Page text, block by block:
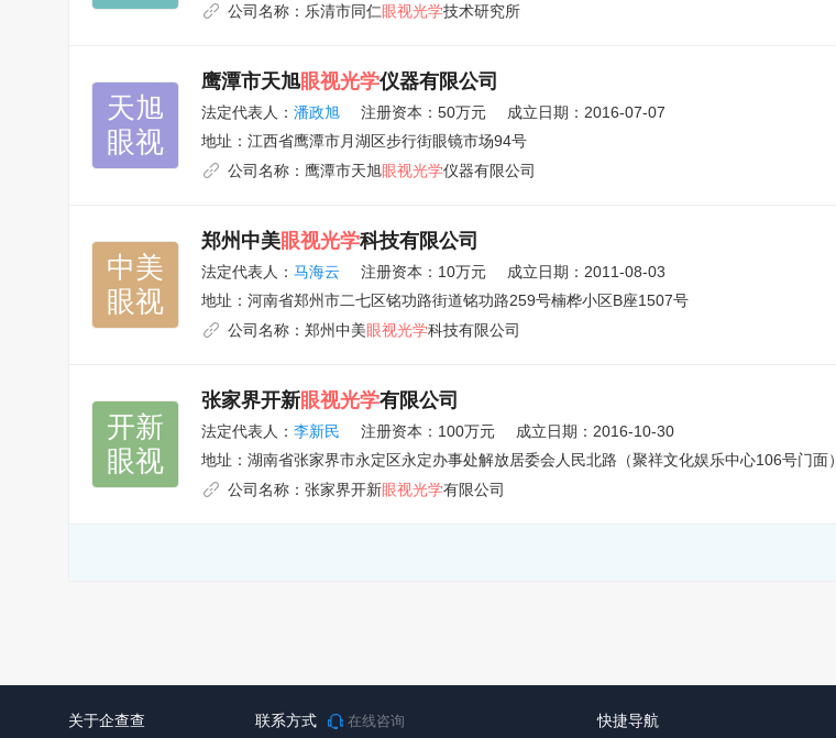
公司名称： 乐清市同仁眼视光学技术研究所
天旭
眼视
鹰潭市天旭眼视光学仪器有限公司
法定代表人： 潘政旭 注册资本：50万元
成立日期：2016-07-07
地址： 江西省鹰潭市月湖区步行街眼镜市场94号
公司名称： 鹰潭市天旭眼视光学仪器有限公司
中美
眼视
郑州中美眼视光学科技有限公司
法定代表人： 马海云 注册资本：10万元
成立日期：2011-08-03
地址： 河南省郑州市二七区铭功路街道铭功路259号楠桦小区B座1507号
公司名称： 郑州中美眼视光学科技有限公司
开新
眼视
张家界开新眼视光学有限公司
法定代表人： 李新民 注册资本：100万元
成立日期：2016-10-30
地址： 湖南省张家界市永定区永定办事处解放居委会人民北路（聚祥文化娱乐中心106号门面）
公司名称： 张家界开新眼视光学有限公司
关于企查查 联系方式 在线咨询 快捷导航